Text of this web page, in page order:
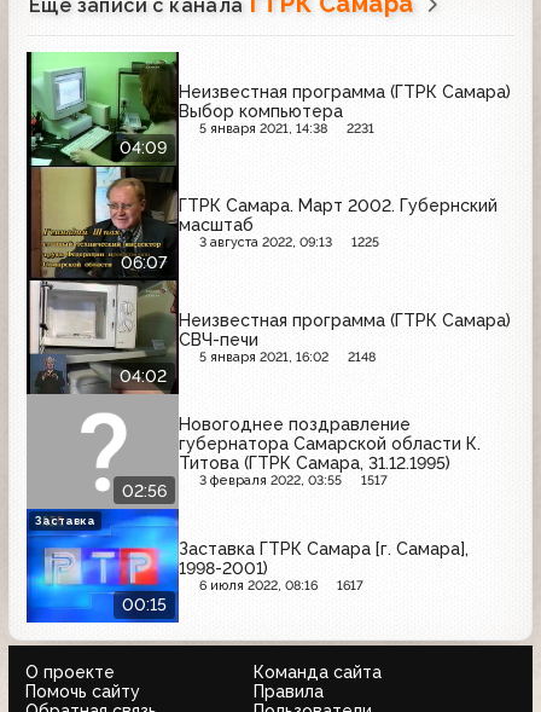
Ещё записи с канала
04:09
Неизвестная программа (ГТРК Самара)
Выбор компьютера
5 января 2021, 14:38 2231
06:07
ГТРК Самара. Март 2002. Губернский
масштаб
3 августа 2022, 09:13 1225
04:02
Неизвестная программа (ГТРК Самара)
СВЧ-печи
5 января 2021, 16:02 2148
02:56
Новогоднее поздравление
губернатора Самарской области К.
Титова (ГТРК Самара, 31.12.1995)
3 февраля 2022, 03:55 1517
00:15
Заставка ГТРК Самара [г. Самара],
1998-2001)
6 июля 2022, 08:16 1617
Заставка
О проекте
Команда сайта
Помочь сайту
Правила